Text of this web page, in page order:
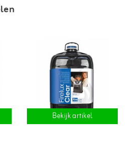
Bekijk artikel